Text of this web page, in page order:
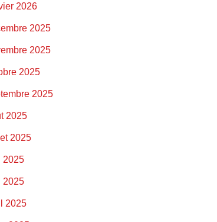
2026
2025
2025
2025
2025
2025
2025
2025
2025
2025